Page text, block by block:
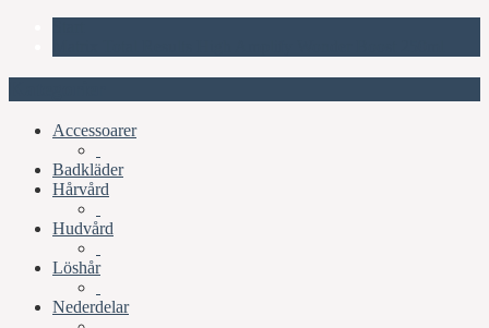
Accessoarer
Badkläder
Hårvård
Hudvård
Löshår
Nederdelar